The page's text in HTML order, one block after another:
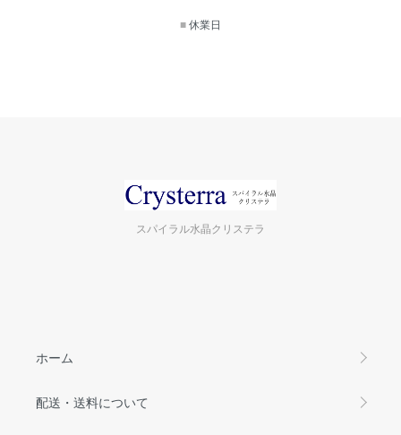
■休業日
スパイラル水晶クリステラ
ホーム
配送・送料について